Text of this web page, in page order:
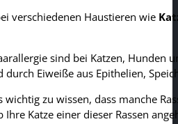
verschiedenen Haustieren wie
sind bei Katzen, Hunden
durch Eiweiße aus Epithelien,
wichtig zu wissen, dass manche
Katze einer dieser Rassen